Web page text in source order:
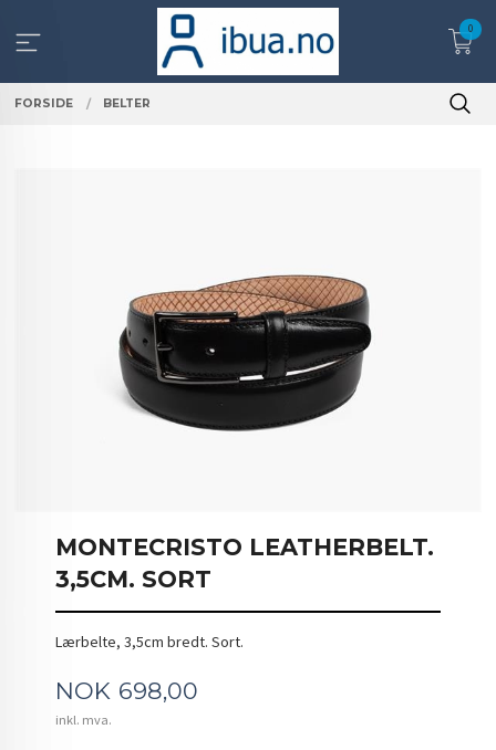
innholdet
0
FORSIDE BELTER
MONTECRISTO LEATHERBELT.
3,5CM. SORT
Lærbelte, 3,5cm bredt. Sort.
Pris
NOK 698,00
inkl. mva.